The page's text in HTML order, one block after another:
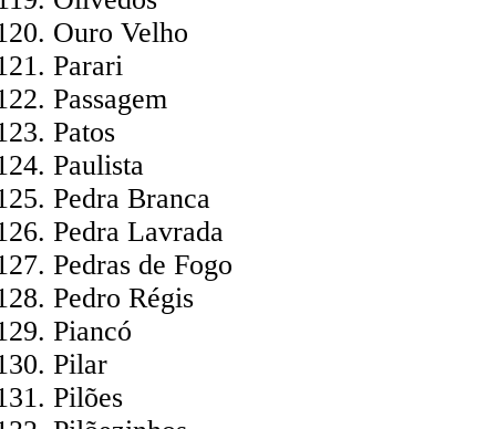
Ouro Velho
Parari
Passagem
Patos
Paulista
Pedra Branca
Pedra Lavrada
Pedras de Fogo
Pedro Régis
Piancó
Pilar
Pilões